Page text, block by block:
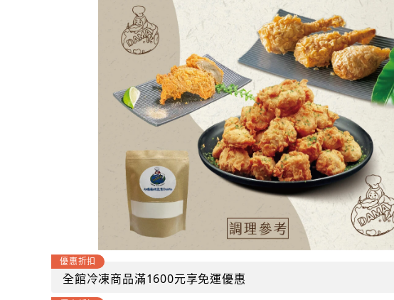
優惠折扣
全館冷凍商品滿1600元享免運優惠